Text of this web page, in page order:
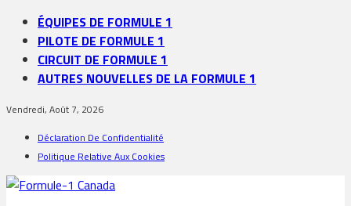
ÉQUIPES DE FORMULE 1
PILOTE DE FORMULE 1
CIRCUIT DE FORMULE 1
AUTRES NOUVELLES DE LA FORMULE 1
Vendredi, Août 7, 2026
Déclaration De Confidentialité
Politique Relative Aux Cookies